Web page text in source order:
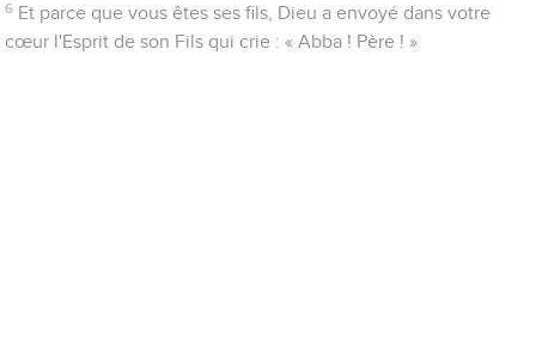
6 Et parce que vous êtes ses fils, Dieu a envoyé dans votre
cœur l'Esprit de son Fils qui crie : « Abba ! Père ! »